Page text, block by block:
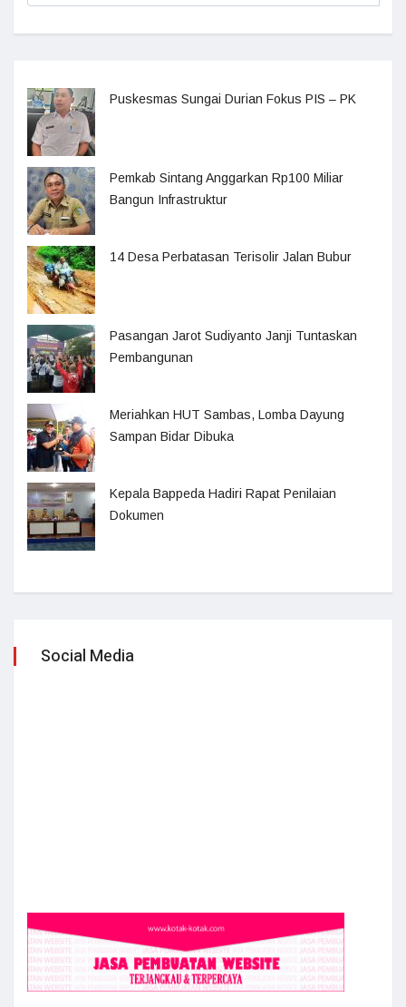
Puskesmas Sungai Durian Fokus PIS – PK
Pemkab Sintang Anggarkan Rp100 Miliar
Bangun Infrastruktur
14 Desa Perbatasan Terisolir Jalan Bubur
Pasangan Jarot Sudiyanto Janji Tuntaskan
Pembangunan
Meriahkan HUT Sambas, Lomba Dayung
Sampan Bidar Dibuka
Kepala Bappeda Hadiri Rapat Penilaian
Dokumen
Social Media